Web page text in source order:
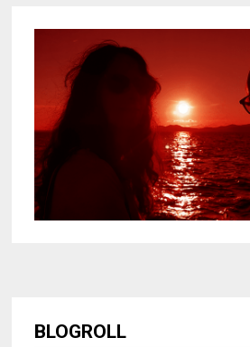
BLOGROLL